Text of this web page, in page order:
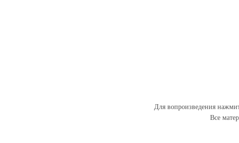
Для вопроизведения
Все